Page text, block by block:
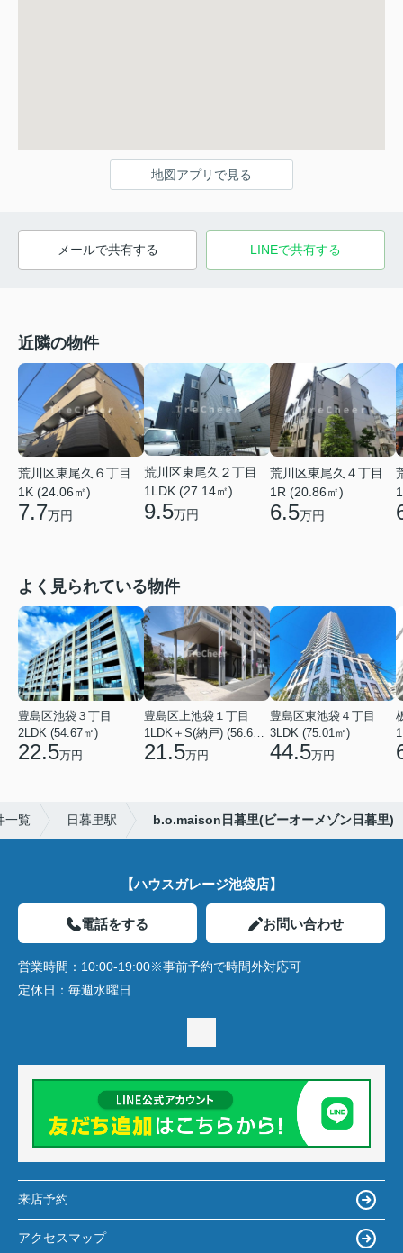
地図アプリで見る
メールで共有する LINEで共有する
近隣の物件
荒川区東尾久６丁目
1K (24.06㎡)
7.7万円
荒川区東尾久２丁目
1LDK (27.14㎡)
9.5万円
荒川区東尾久４丁目
1R (20.86㎡)
6.5万円
よく見られている物件
豊島区池袋３丁目
2LDK (54.67㎡)
22.5万円
豊島区上池袋１丁目
1LDK＋S(納戸) (56.61㎡)
21.5万円
豊島区東池袋４丁目
3LDK (75.01㎡)
44.5万円
一覧 日暮里駅 b.o.maison日暮里(ビーオーメゾン日暮里)
【ハウスガレージ池袋店】
電話をする お問い合わせ
営業時間： 10:00-19:00※事前予約で時間外対応可
定休日： 毎週水曜日
来店予約
アクセスマップ